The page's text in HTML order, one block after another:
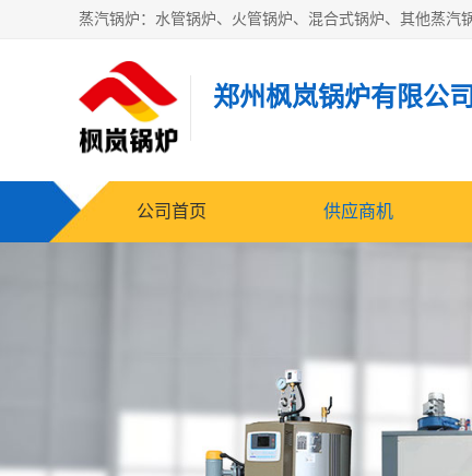
郑州枫岚锅炉有限公司
公司首页 供应商机